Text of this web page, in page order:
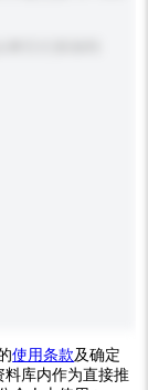
使用条款及确定
库内作为直接推